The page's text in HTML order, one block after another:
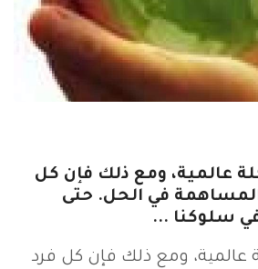
عالمية، ومع ذلك فإن كل
المساهمة في الحل. حتى
سلوكنا ...
عالمية، ومع ذلك فإن كل فرد